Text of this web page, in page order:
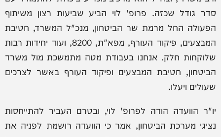
סדר גודל שכזה. פרופ' לוי הביע שביעות רצון משיתוף
הפעולה החל מרמת שר הביטחון, מנכ"ל המשרד, חטיבת
המבצעים, פיקוד העורף, מפא"ת, 8200, ועוד יחידות רבות
שלוקחות חלק. אנחנו בעבודת מטה מתמשכת מול משרד
הביטחון, חטיבת המבצעים ופיקוד העורף באשר לצרכים
שעולים ויעלו.
יו"ר הוועדה הודה לפרופ' לוי, ובטרם העביר להתייחסות
נציגי מערכת הביטחון, אמר כי הוועדה רושמת לפניה את